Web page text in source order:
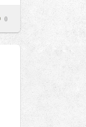
0